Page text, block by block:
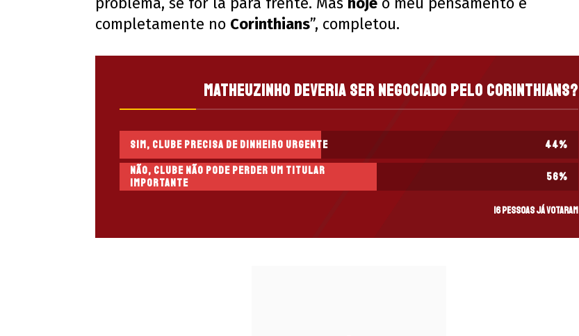
completamente no Corinthians”, completou.
Matheuzinho deveria ser negociado pelo Corinthians?
Sim, clube precisa de dinheiro urgente 44%
Não, clube não pode perder um titular
importante
56%
16 pessoas já votaram